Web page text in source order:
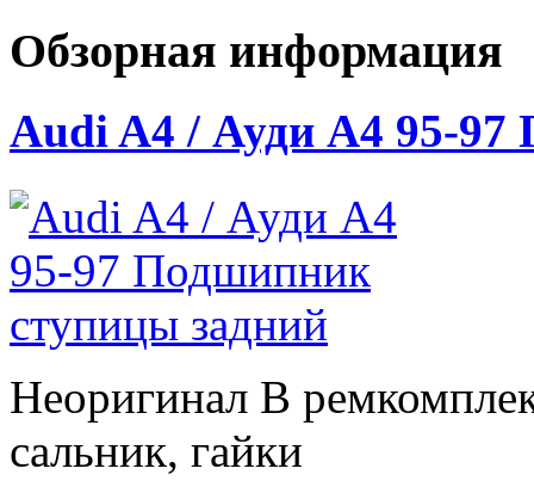
Обзорная информация
Audi A4 / Ауди А4 95-97
Неоригинал В
сальник, гайки